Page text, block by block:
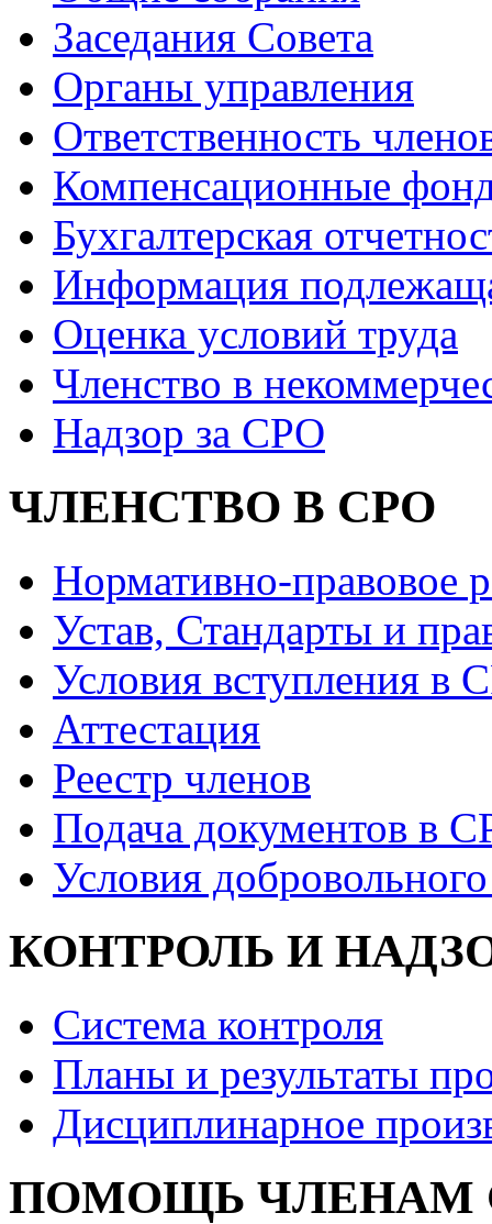
Заседания Совета
Органы управления
Ответственность
Компенсационные
Бухгалтерская
Информация
Оценка условий труда
Членство в
Надзор за СРО
ЧЛЕНСТВО В СРО
Нормативно-правовое
Устав, Стандарты и
Условия вступления в
Аттестация
Реестр членов
Подача документов в
Условия
КОНТРОЛЬ И
Система контроля
Планы и результаты
Дисциплинарное
ПОМОЩЬ ЧЛЕНАМ